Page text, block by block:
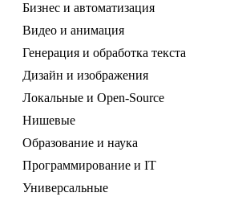
Бизнес и автоматизация
Видео и анимация
Генерация и обработка текста
Дизайн и изображения
Локальные и Open-Source
Нишевые
Образование и наука
Программирование и IT
Универсальные